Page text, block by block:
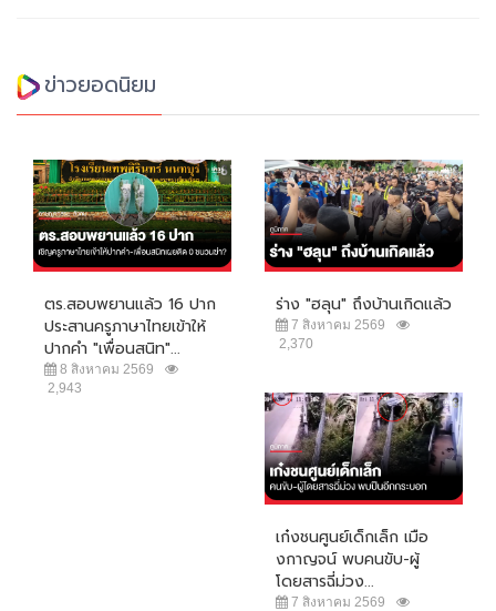
ข่าวยอดนิยม
ตร.สอบพยานแล้ว 16 ปาก
ประสานครูภาษาไทยเข้าให้
ปากคำ "เพื่อนสนิท"...
8 สิงหาคม 2569
2,943
ร่าง "ฮลุน" ถึงบ้านเกิดแล้ว
7 สิงหาคม 2569
2,370
เก๋งชนศูนย์เด็กเล็ก เมือ
งกาญจน์ พบคนขับ-ผู้
โดยสารฉี่ม่วง...
7 สิงหาคม 2569